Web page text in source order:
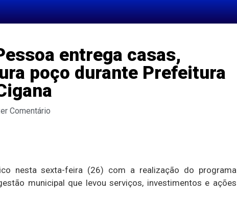
entrega casas,
poço durante Prefeitura
Comentário
nesta sexta-feira (26) com a realização do programa
municipal que levou serviços, investimentos e ações